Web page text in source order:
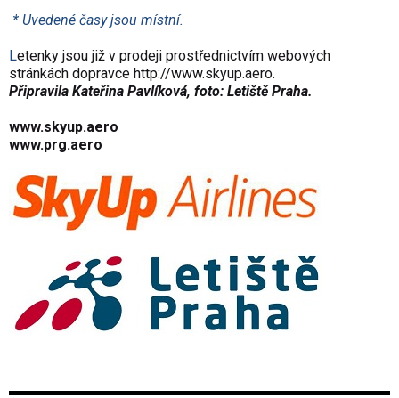
* Uvedené časy jsou místní.
Letenky jsou již v prodeji prostřednictvím webových
stránkách dopravce http://www.skyup.aero.
Připravila Kateřina Pavlíková, foto: Letiště Praha.
www.skyup.aero
www.prg.aero